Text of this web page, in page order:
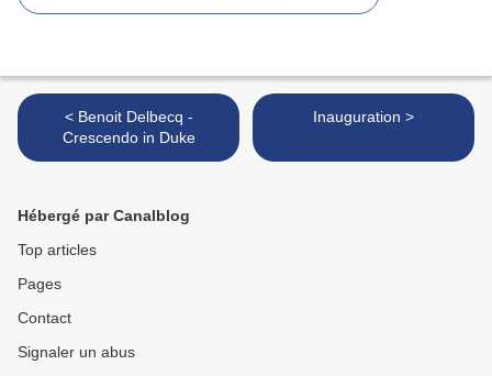
< Benoit Delbecq -
Crescendo in Duke
Inauguration >
Hébergé par Canalblog
Top articles
Pages
Contact
Signaler un abus